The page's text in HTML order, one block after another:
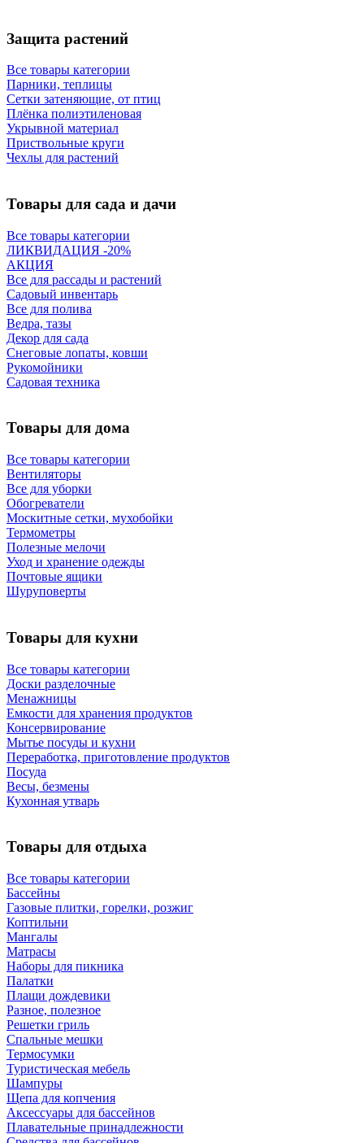
Защита растений
Все товары категории
Парники, теплицы
Сетки затеняющие, от птиц
Плёнка полиэтиленовая
Укрывной материал
Приствольные круги
Чехлы для растений
Товары для сада и дачи
Все товары категории
ЛИКВИДАЦИЯ -20%
АКЦИЯ
Все для рассады и растений
Садовый инвентарь
Все для полива
Ведра, тазы
Декор для сада
Снеговые лопаты, ковши
Рукомойники
Садовая техника
Товары для дома
Все товары категории
Вентиляторы
Все для уборки
Обогреватели
Москитные сетки, мухобойки
Термометры
Полезные мелочи
Уход и хранение одежды
Почтовые ящики
Шуруповерты
Товары для кухни
Все товары категории
Доски разделочные
Менажницы
Емкости для хранения продуктов
Консервирование
Мытье посуды и кухни
Переработка, приготовление продуктов
Посуда
Весы, безмены
Кухонная утварь
Товары для отдыха
Все товары категории
Бассейны
Газовые плитки, горелки, розжиг
Коптильни
Мангалы
Матрасы
Наборы для пикника
Палатки
Плащи дождевики
Разное, полезное
Решетки гриль
Спальные мешки
Термосумки
Туристическая мебель
Шампуры
Щепа для копчения
Аксессуары для бассейнов
Плавательные принадлежности